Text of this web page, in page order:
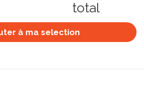
total
à ma selection